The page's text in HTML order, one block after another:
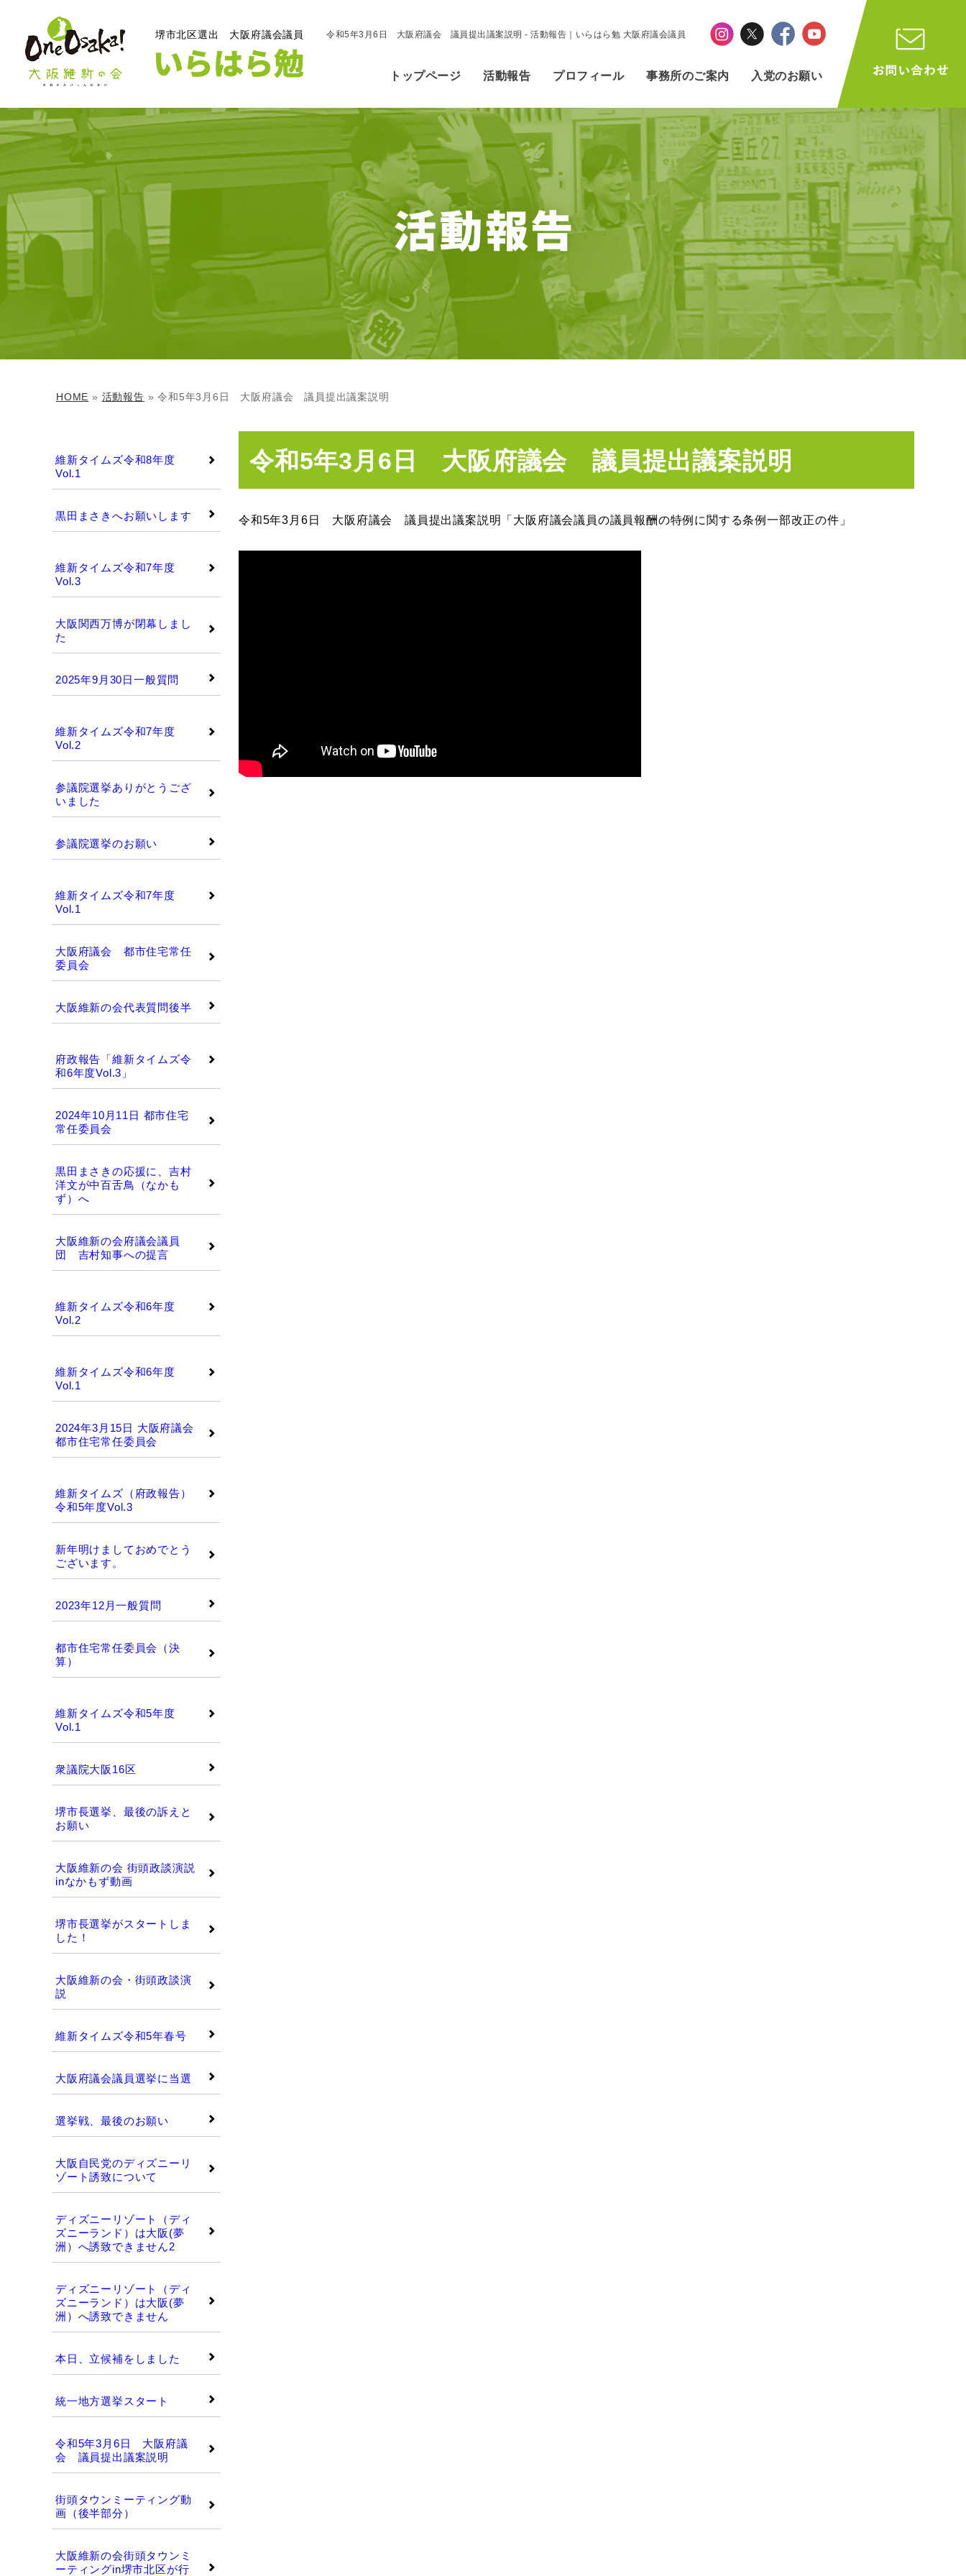
令和5年3月6日 大阪府議会 議員提出議案説明 - 活動報告｜いらはら勉 大阪府議会議員
堺市北区選出 大阪府議会議員
トップページ 活動報告 プロフィール 事務所のご案内 入党のお願い
HOME » 活動報告 » 令和5年3月6日 大阪府議会 議員提出議案説明
令和5年3月6日 大阪府議会 議員提出議案説明
令和5年3月6日 大阪府議会 議員提出議案説明「大阪府議会議員の議員報酬の特例に関する条例一部改正の件」
維新タイムズ令和8年度
Vol.1
黒田まさきへお願いします
維新タイムズ令和7年度
Vol.3
大阪関西万博が閉幕しまし
た
2025年9月30日一般質問
維新タイムズ令和7年度
Vol.2
参議院選挙ありがとうござ
いました
参議院選挙のお願い
維新タイムズ令和7年度
Vol.1
大阪府議会 都市住宅常任
委員会
大阪維新の会代表質問後半
府政報告「維新タイムズ令
和6年度Vol.3」
2024年10月11日 都市住宅
常任委員会
黒田まさきの応援に、吉村
洋文が中百舌鳥（なかも
ず）へ
大阪維新の会府議会議員
団 吉村知事への提言
維新タイムズ令和6年度
Vol.2
維新タイムズ令和6年度
Vol.1
2024年3月15日 大阪府議会
都市住宅常任委員会
維新タイムズ（府政報告）
令和5年度Vol.3
新年明けましておめでとう
ございます。
2023年12月一般質問
都市住宅常任委員会（決
算）
維新タイムズ令和5年度
Vol.1
衆議院大阪16区
堺市長選挙、最後の訴えと
お願い
大阪維新の会 街頭政談演説
inなかもず動画
堺市長選挙がスタートしま
した！
大阪維新の会・街頭政談演
説
維新タイムズ令和5年春号
大阪府議会議員選挙に当選
選挙戦、最後のお願い
大阪自民党のディズニーリ
ゾート誘致について
ディズニーリゾート（ディ
ズニーランド）は大阪(夢
洲）へ誘致できません2
ディズニーリゾート（ディ
ズニーランド）は大阪(夢
洲）へ誘致できません
本日、立候補をしました
統一地方選挙スタート
令和5年3月6日 大阪府議
会 議員提出議案説明
街頭タウンミーティング動
画（後半部分）
大阪維新の会街頭タウンミ
ーティングin堺市北区が行